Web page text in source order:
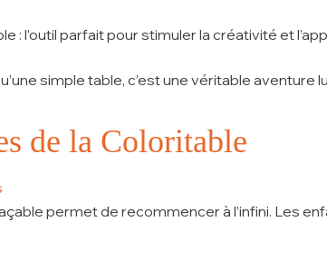
: l’outil parfait pour stimuler la créativité et
simple table, c’est une véritable
de la Coloritable
permet de recommencer à l’infini. Les